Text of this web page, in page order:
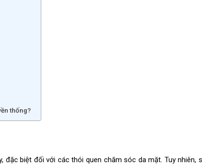
thống?
đặc biệt đối với các thói quen chăm sóc da mặt. Tuy nhiên,